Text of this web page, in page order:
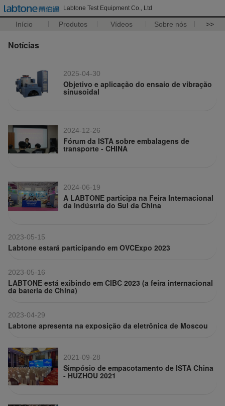
Labtone Test Equipment Co., Ltd
Início Produtos Vídeos Sobre nós >>
Notícias
2025-04-30
Objetivo e aplicação do ensaio de vibração
sinusoidal
2024-12-26
Fórum da ISTA sobre embalagens de
transporte - CHINA
2024-06-19
A LABTONE participa na Feira Internacional
da Indústria do Sul da China
2023-05-15
Labtone estará participando em OVCExpo 2023
2023-05-16
LABTONE está exibindo em CIBC 2023 (a feira internacional
da bateria de China)
2023-04-29
Labtone apresenta na exposição da eletrônica de Moscou
2021-09-28
Simpósio de empacotamento de ISTA China
- HUZHOU 2021